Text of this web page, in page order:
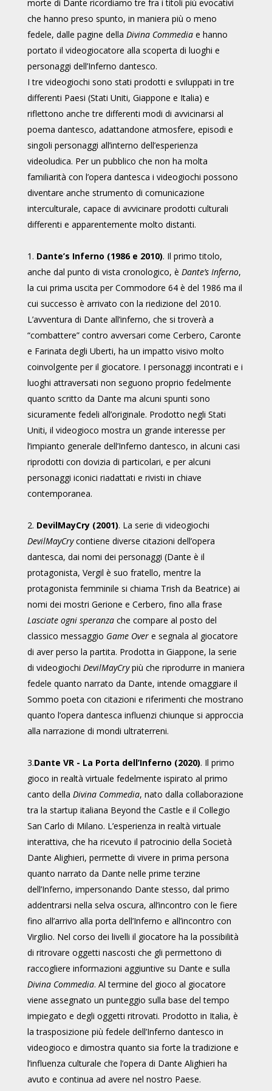
morte di Dante ricordiamo tre fra i titoli più evocativi
che hanno preso spunto, in maniera più o meno
fedele, dalle pagine della Divina Commediae hanno
portato il videogiocatore alla scoperta di luoghi e
personaggi dell’Inferno dantesco.
I tre videogiochi sono stati prodotti e sviluppati in tre
differenti Paesi (Stati Uniti, Giappone e Italia) e
riflettono anche tre differenti modi di avvicinarsi al
poema dantesco, adattandone atmosfere, episodi e
singoli personaggi all’interno dell’esperienza
videoludica. Per un pubblico che non ha molta
familiarità con l’opera dantesca i videogiochi possono
diventare anche strumento di comunicazione
interculturale, capace di avvicinare prodotti culturali
differenti e apparentemente molto distanti.
1. Dante’s Inferno (1986 e 2010). Il primo titolo,
anche dal punto di vista cronologico, è Dante’s Inferno,
la cui prima uscita per Commodore 64 è del 1986 ma il
cui successo è arrivato con la riedizione del 2010.
L’avventura di Dante all’inferno, che si troverà a
“combattere” contro avversari come Cerbero, Caronte
e Farinata degli Uberti, ha un impatto visivo molto
coinvolgente per il giocatore. I personaggi incontrati e i
luoghi attraversati non seguono proprio fedelmente
quanto scritto da Dante ma alcuni spunti sono
sicuramente fedeli all’originale. Prodotto negli Stati
Uniti, il videogioco mostra un grande interesse per
l’impianto generale dell’Inferno dantesco, in alcuni casi
riprodotti con dovizia di particolari, e per alcuni
personaggi iconici riadattati e rivisti in chiave
contemporanea.
2. DevilMayCry (2001). La serie di videogiochi
DevilMayCrycontiene diverse citazioni dell’opera
dantesca, dai nomi dei personaggi (Dante è il
protagonista, Vergil è suo fratello, mentre la
protagonista femminile si chiama Trish da Beatrice) ai
nomi dei mostri Gerione e Cerbero, fino alla frase
Lasciate ogni speranzache compare al posto del
classico messaggio Game Overe segnala al giocatore
di aver perso la partita. Prodotta in Giappone, la serie
di videogiochi DevilMayCrypiù che riprodurre in maniera
fedele quanto narrato da Dante, intende omaggiare il
Sommo poeta con citazioni e riferimenti che mostrano
quanto l’opera dantesca influenzi chiunque si approccia
alla narrazione di mondi ultraterreni.
3.Dante VR - La Porta dell’Inferno (2020). Il primo
gioco in realtà virtuale fedelmente ispirato al primo
canto della Divina Commedia, nato dalla collaborazione
tra la startup italiana Beyond the Castle e il Collegio
San Carlo di Milano. L’esperienza in realtà virtuale
interattiva, che ha ricevuto il patrocinio della Società
Dante Alighieri, permette di vivere in prima persona
quanto narrato da Dante nelle prime terzine
dell’Inferno, impersonando Dante stesso, dal primo
addentrarsi nella selva oscura, all’incontro con le fiere
fino all’arrivo alla porta dell’Inferno e all’incontro con
Virgilio. Nel corso dei livelli il giocatore ha la possibilità
di ritrovare oggetti nascosti che gli permettono di
raccogliere informazioni aggiuntive su Dante e sulla
Divina Commedia. Al termine del gioco al giocatore
viene assegnato un punteggio sulla base del tempo
impiegato e degli oggetti ritrovati. Prodotto in Italia, è
la trasposizione più fedele dell’Inferno dantesco in
videogioco e dimostra quanto sia forte la tradizione e
l’influenza culturale che l’opera di Dante Alighieri ha
avuto e continua ad avere nel nostro Paese.